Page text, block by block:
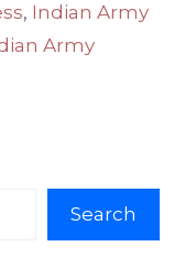
, Indian Army
Army
Search